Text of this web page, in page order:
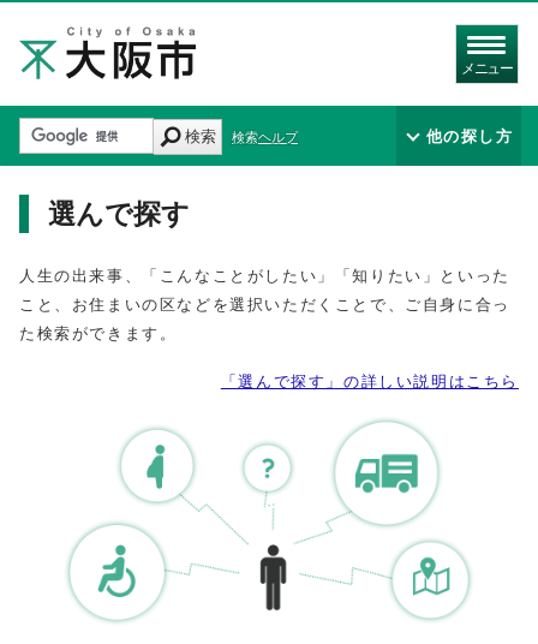
メニュー
検索 検索ヘルプ 他の探し方
選んで探す
人生の出来事、「こんなことがしたい」「知りたい」といった
こと、お住まいの区などを選択いただくことで、ご自身に合っ
た検索ができます。
「選んで探す」の詳しい説明はこちら